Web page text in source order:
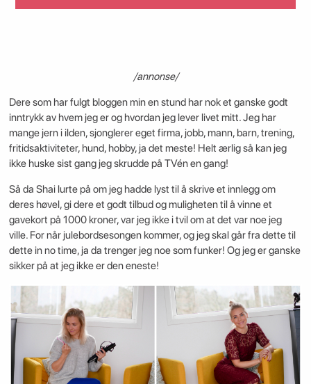
/annonse/
Dere som har fulgt bloggen min en stund har nok et ganske godt
inntrykk av hvem jeg er og hvordan jeg lever livet mitt. Jeg har
mange jern i ilden, sjonglerer eget firma, jobb, mann, barn, trening,
fritidsaktiviteter, hund, hobby, ja det meste! Helt ærlig så kan jeg
ikke huske sist gang jeg skrudde på TVén en gang!
Så da Shai lurte på om jeg hadde lyst til å skrive et innlegg om
deres høvel, gi dere et godt tilbud og muligheten til å vinne et
gavekort på 1000 kroner, var jeg ikke i tvil om at det var noe jeg
ville. For når julebordsesongen kommer, og jeg skal går fra dette til
dette in no time, ja da trenger jeg noe som funker! Og jeg er ganske
sikker på at jeg ikke er den eneste!